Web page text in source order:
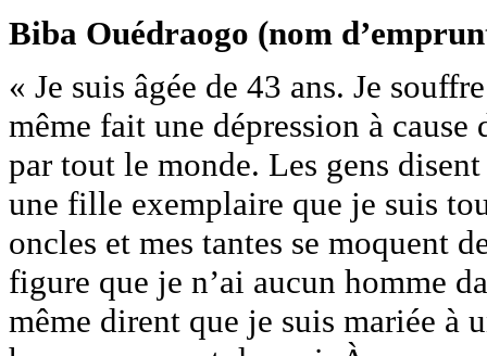
Biba Ouédraogo (nom
« Je suis âgée de 43 ans. Je
même fait une dépression à
par tout le monde. Les gens
une fille exemplaire que je suis
oncles et mes tantes se moquent
figure que je n’ai aucun homme
même dirent que je suis mariée à